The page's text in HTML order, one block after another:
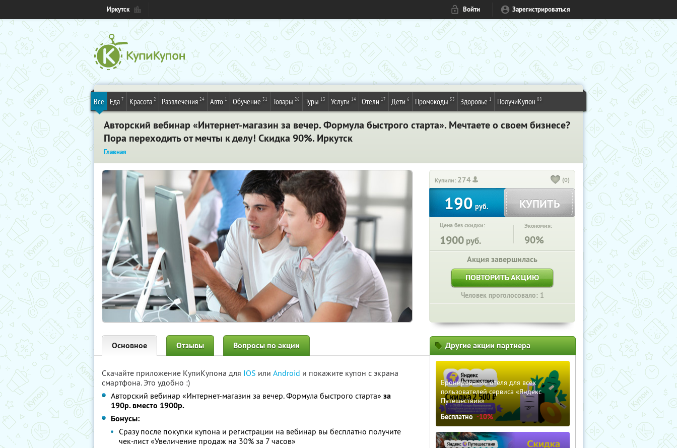
Иркутск Войти Зарегистрироваться
Все Еда 7 Красота 2 Развлечения 24 Авто 1 Обучение 31 Товары 26 Туры 13 Услуги 14 Отели 17 Дети 6 Промокоды 53 Здоровье 1 ПолучиКупон 88
Авторский вебинар «Интернет-магазин за вечер. Формула быстрого старта». Мечтаете о своем бизнесе?
Пора переходить от мечты к делу! Скидка 90%. Иркутск
Главная
Купили: 274 (0)
190 руб. КУПИТЬ
Цена без скидки:
1900 руб.
Экономия:
90%
Акция завершилась
ПОВТОРИТЬ АКЦИЮ
Человек проголосовало: 1
Основное Отзывы Вопросы по акции
Скачайте приложение КупиКупона для IOS или Android и покажите купон с экрана
смартфона. Это удобно :)
Авторский вебинар «Интернет-магазин за вечер. Формула быстрого старта» за
190р. вместо 1900р.
Бонусы:
Сразу после покупки купона и регистрации на вебинар вы бесплатно получите
чек-лист «Увеличение продаж на 30% за 7 часов»
Другие акции партнера
Бронирование отеля для всех
пользователей сервиса «Яндекс
Путешествия»
Бесплатно -10%